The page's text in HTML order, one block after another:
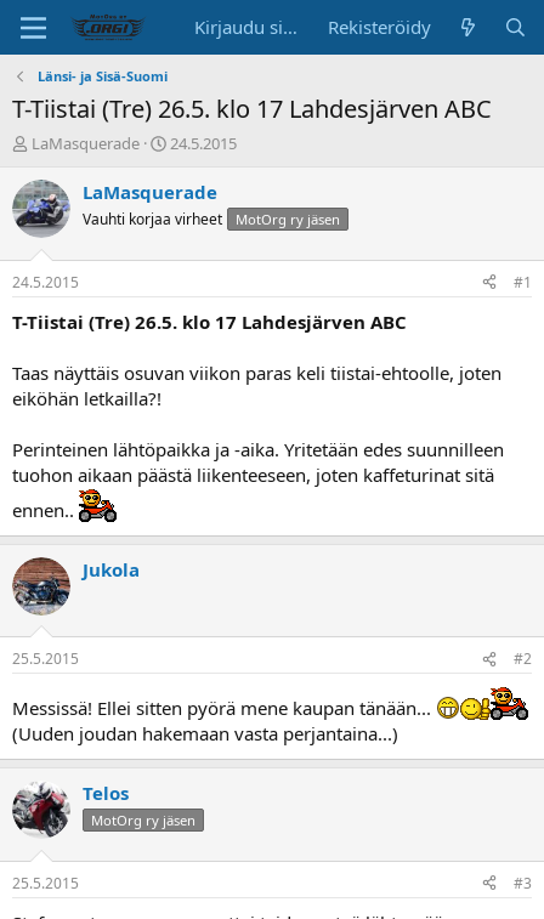
Kirjaudu sisään Rekisteröidy
Länsi- ja Sisä-Suomi
T-Tiistai (Tre) 26.5. klo 17 Lahdesjärven ABC
K
s
k
u
s
t
e
l
a
l
i
t
a
j
a
LaMasquerade
A
o
t
p
ä
ä
24.5.2015
LaMasquerade
Vauhti korjaa virheet MotOrg ry jäsen
24.5.2015 #1
T-Tiistai (Tre) 26.5. klo 17 Lahdesjärven ABC
Taas näyttäis osuvan viikon paras keli tiistai-ehtoolle, joten
eiköhän letkailla?!
Perinteinen lähtöpaikka ja -aika. Yritetään edes suunnilleen
tuohon aikaan päästä liikenteeseen, joten kaffeturinat sitä
ennen..
Jukola
25.5.2015 #2
Messissä! Ellei sitten pyörä mene kaupan tänään...
(Uuden joudan hakemaan vasta perjantaina...)
Telos
MotOrg ry jäsen
25.5.2015 #3